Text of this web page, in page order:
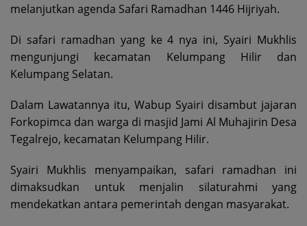
melanjutkan agenda Safari Ramadhan 1446 Hijriyah.
Di safari ramadhan yang ke 4 nya ini, Syairi Mukhlis
mengunjungi kecamatan Kelumpang Hilir dan
Kelumpang Selatan.
Dalam Lawatannya itu, Wabup Syairi disambut jajaran
Forkopimca dan warga di masjid Jami Al Muhajirin Desa
Tegalrejo, kecamatan Kelumpang Hilir.
Syairi Mukhlis menyampaikan, safari ramadhan ini
dimaksudkan untuk menjalin silaturahmi yang
mendekatkan antara pemerintah dengan masyarakat.